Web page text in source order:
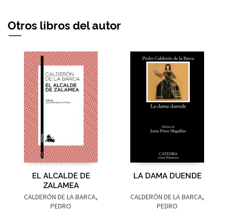
Otros libros del autor
EL ALCALDE DE
ZALAMEA
CALDERÓN DE LA BARCA,
PEDRO
LA DAMA DUENDE
CALDERÓN DE LA BARCA,
PEDRO